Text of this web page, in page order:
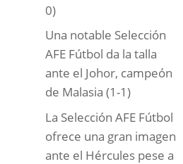
0)
Una notable Selección
AFE Fútbol da la talla
ante el Johor, campeón
de Malasia (1-1)
La Selección AFE Fútbol
ofrece una gran imagen
ante el Hércules pese a